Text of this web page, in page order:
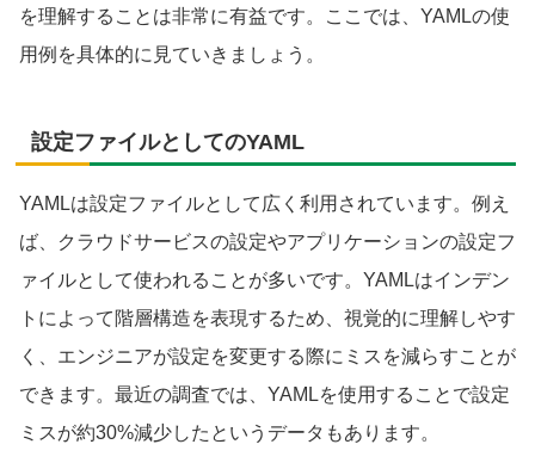
を理解することは非常に有益です。ここでは、YAMLの使
用例を具体的に見ていきましょう。
設定ファイルとしてのYAML
YAMLは設定ファイルとして広く利用されています。例え
ば、クラウドサービスの設定やアプリケーションの設定フ
ァイルとして使われることが多いです。YAMLはインデン
トによって階層構造を表現するため、視覚的に理解しやす
く、エンジニアが設定を変更する際にミスを減らすことが
できます。最近の調査では、YAMLを使用することで設定
ミスが約30%減少したというデータもあります。